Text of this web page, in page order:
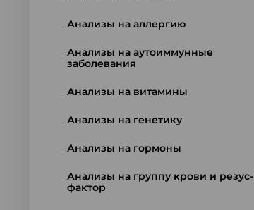
Анализы на аллергию
Анализы на аутоиммунные
заболевания
Анализы на витамины
Анализы на генетику
Анализы на гормоны
Анализы на группу крови и резус-
фактор